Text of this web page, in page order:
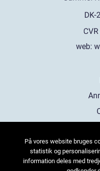
web:
På vores website bruges
statistik og
information deles med